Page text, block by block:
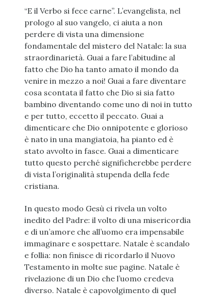
“E il Verbo si fece carne”. L’evangelista, nel
prologo al suo vangelo, ci aiuta a non
perdere di vista una dimensione
fondamentale del mistero del Natale: la sua
straordinarietà. Guai a fare l’abitudine al
fatto che Dio ha tanto amato il mondo da
venire in mezzo a noi! Guai a fare diventare
cosa scontata il fatto che Dio si sia fatto
bambino diventando come uno di noi in tutto
e per tutto, eccetto il peccato. Guai a
dimenticare che Dio onnipotente e glorioso
è nato in una mangiatoia, ha pianto ed è
stato avvolto in fasce. Guai a dimenticare
tutto questo perché significherebbe perdere
di vista l’originalità stupenda della fede
cristiana.
In questo modo Gesù ci rivela un volto
inedito del Padre: il volto di una misericordia
e di un’amore che all’uomo era impensabile
immaginare e sospettare. Natale è scandalo
e follia: non finisce di ricordarlo il Nuovo
Testamento in molte sue pagine. Natale è
rivelazione di un Dio che l’uomo credeva
diverso. Natale è capovolgimento di quel